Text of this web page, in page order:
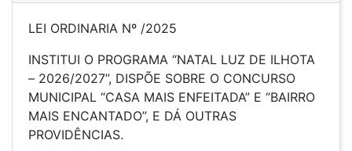
LEI ORDINARIA Nº /2025
INSTITUI O PROGRAMA “NATAL LUZ DE ILHOTA
– 2026/2027”, DISPÕE SOBRE O CONCURSO
MUNICIPAL “CASA MAIS ENFEITADA” E “BAIRRO
MAIS ENCANTADO”, E DÁ OUTRAS
PROVIDÊNCIAS.